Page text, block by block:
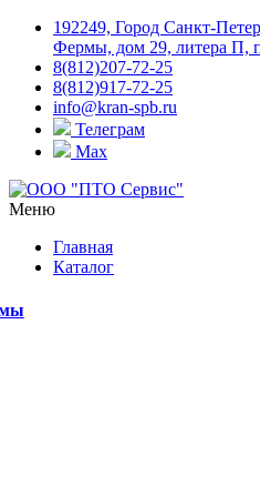
192249, Город Санкт-
Фермы, дом 29, литера П,
8(812)207-72-25
8(812)917-72-25
info@kran-spb.ru
Телеграм
Max
Меню
Главная
Каталог